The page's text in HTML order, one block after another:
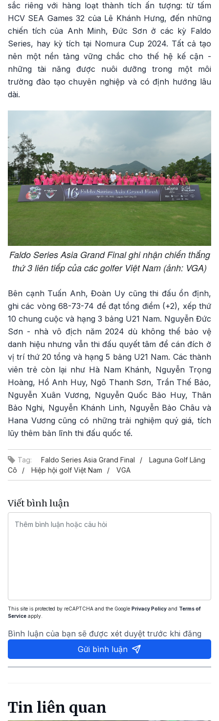
sắc riêng với hàng loạt thành tích ấn tượng: từ tấm
HCV SEA Games 32 của Lê Khánh Hưng, đến những
chiến tích của Anh Minh, Đức Sơn ở các kỳ Faldo
Series, hay kỳ tích tại Nomura Cup 2024. Tất cả tạo
nên một nền tảng vững chắc cho thế hệ kế cận -
những tài năng được nuôi dưỡng trong một môi
trường đào tạo chuyên nghiệp và có định hướng lâu
dài.
Faldo Series Asia Grand Final ghi nhận chiến thắng
thứ 3 liên tiếp của các golfer Việt Nam (ảnh: VGA)
Bên cạnh Tuấn Anh, Đoàn Uy cũng thi đấu ổn định,
ghi các vòng 68-73-74 để đạt tổng điểm (+2), xếp thứ
10 chung cuộc và hạng 3 bảng U21 Nam. Nguyễn Đức
Sơn - nhà vô địch năm 2024 dù không thể bảo vệ
danh hiệu nhưng vẫn thi đấu quyết tâm để cán đích ở
vị trí thứ 20 tổng và hạng 5 bảng U21 Nam. Các thành
viên trẻ còn lại như Hà Nam Khánh, Nguyễn Trọng
Hoàng, Hồ Anh Huy, Ngô Thanh Sơn, Trần Thế Bảo,
Nguyễn Xuân Vương, Nguyễn Quốc Bảo Huy, Thân
Bảo Nghi, Nguyễn Khánh Linh, Nguyễn Bảo Châu và
Hana Vương cũng có những trải nghiệm quý giá, tích
lũy thêm bản lĩnh thi đấu quốc tế.
Tag: Faldo Series Asia Grand Final
Laguna Golf Lăng
Cô
Hiệp hội golf Việt Nam VGA
Viết bình luận
This site is protected by reCAPTCHA and the Google Privacy Policy and Terms of
Service apply.
Bình luận của bạn sẽ được xét duyệt trước khi đăng
Gửi bình luận
Tin liên quan